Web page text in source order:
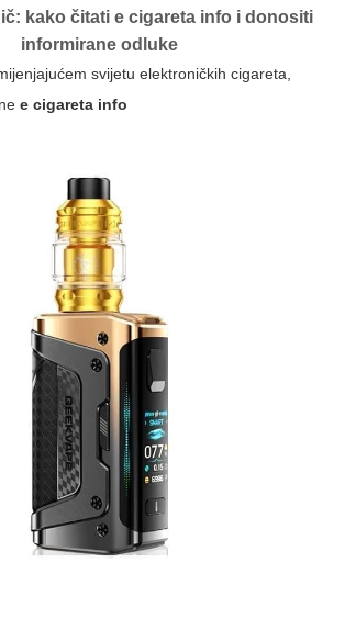
kako čitati e cigareta info i donositi
informirane odluke
svijetu elektroničkih cigareta,
e cigareta info